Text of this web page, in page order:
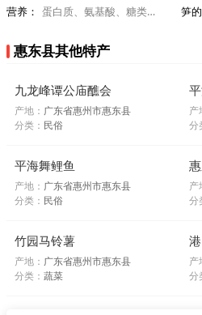
营养： 蛋白质、氨基酸、糖类、胡萝卜素 笋
惠东县其他特产
九龙峰谭公庙醮会
产地： 广东省惠州市惠东县
分类： 民俗
产
分
平海舞鲤鱼
产地： 广东省惠州市惠东县
分类： 民俗
产
分
竹园马铃薯
产地： 广东省惠州市惠东县
分类： 蔬菜
产
分